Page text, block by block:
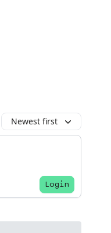
Newest first
Login